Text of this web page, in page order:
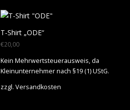
T-Shirt „ODE“
€20,00
Kein Mehrwertsteuerausweis, da
Kleinunternehmer nach §19 (1) UStG.
zzgl. Versandkosten